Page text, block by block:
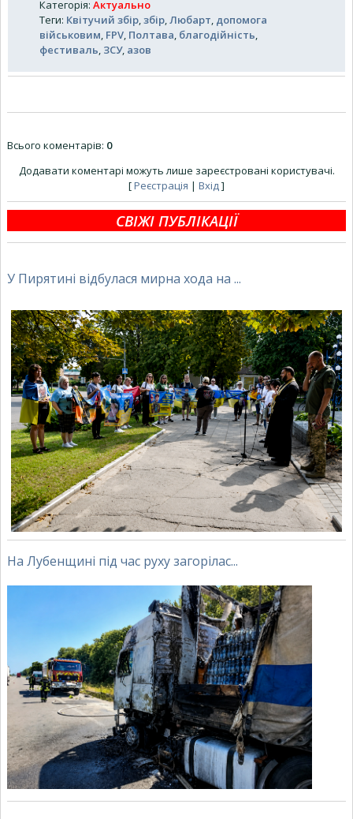
Категорія: Актуально
Теги: Квітучий збір збір Любарт допомога
військовим FPV Полтава благодійність
фестиваль ЗСУ, азов
Всього коментарів: 0
Додавати коментарі можуть лише зареєстровані користувачі.
[Реєстрація | Вхід ]
СВІЖІ ПУБЛІКАЦІЇ
У Пирятині відбулася мирна хода на ...
На Лубенщині під час руху загорілас...